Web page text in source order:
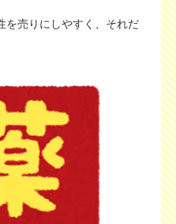
を売りにしやすく、それだ